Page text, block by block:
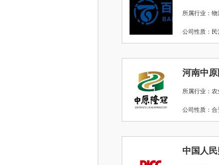
所属行业：
公司性质
河南中
所属行业：农
公司性质